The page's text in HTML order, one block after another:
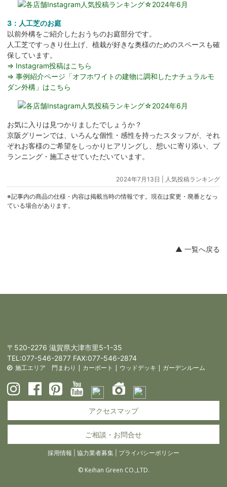
3：人工芝のお庭
以前外構をご紹介したおうちのお庭部分です。
人工芝ですっきり仕上げ、植栽が好きな奥様のためのスペースも確
保しています。
⇒ Instagram投稿はこちら
⇒ 事例紹介ページ「オフホワイトの建物に調和したナチュラルモ
ダン外構」はこちら
お気に入りは見つかりましたでしょうか？
京阪グリーンでは、いろんな個性・感性を持ったスタッフが、それ
ぞれお客様のご希望をしっかりヒアリングし、想いに寄り添い、プ
ランニング・施工させていただいています。
2024年7月13日 | 人気投稿ランキング
※記事内の商品の仕様・内容は掲載当時の情報です。現在は変更・廃番となっ
ている場合があります。
▲ 一覧へ戻る
〒520-2276 滋賀県大津市里5-1-35
TEL:077-546-2877 FAX:077-546-2874
施工エリア 門まわり | カーポート | ウッドデッキ | ガーデンルーム
アクセスマップ
ご相談・お問合せ
採用情報 協力業者募集 プライバシーポリシー
© Keihan Green CO.,LTD.